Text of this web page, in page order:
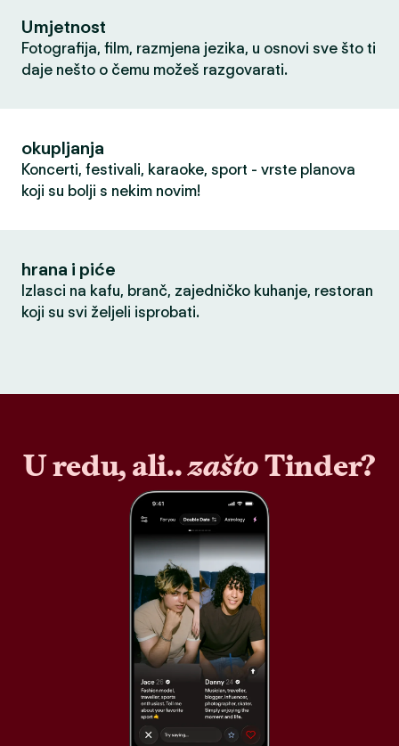
Umjetnost
Fotografija, film, razmjena jezika, u osnovi sve što ti
daje nešto o čemu možeš razgovarati.
okupljanja
Koncerti, festivali, karaoke, sport - vrste planova
koji su bolji s nekim novim!
hrana i piće
Izlasci na kafu, branč, zajedničko kuhanje, restoran
koji su svi željeli isprobati.
U redu, ali..zaštoTinder?